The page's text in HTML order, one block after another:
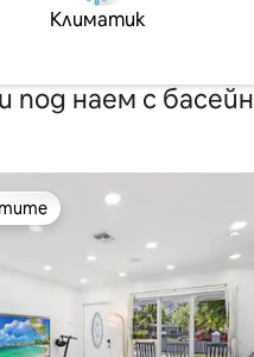
Климатик
под наем с басейн
на гостите